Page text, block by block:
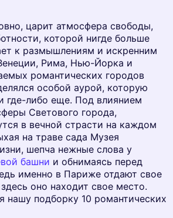
царит атмосфера свободы,
которой нигде больше
к размышлениям и искренним
Рима, Нью-Йорка и
романтических городов
особой аурой, которую
где-либо еще. Под влиянием
Светового города,
в вечной страсти на каждом
на траве сада Музея
шепча нежные слова у
башни и обнимаясь перед
именно в Париже отдают свое
оно находит свое место.
нашу подборку 10 романтических